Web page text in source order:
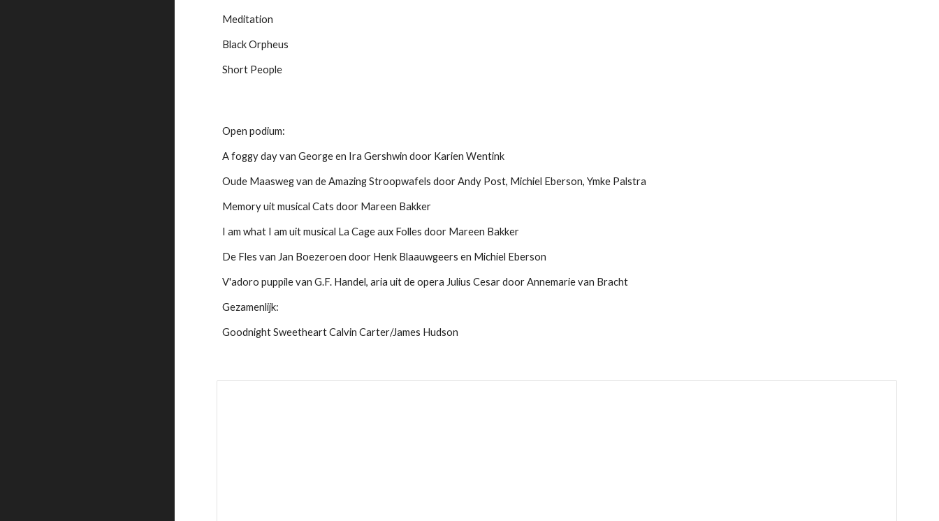
Meditation
Black Orpheus
Short People
Open podium:
A foggy day van George en Ira Gershwin door Karien Wentink
Oude Maasweg van de Amazing Stroopwafels door Andy Post, Michiel Eberson, Ymke Palstra
Memory uit musical Cats door Mareen Bakker
I am what I am uit musical La Cage aux Folles door Mareen Bakker
De Fles van Jan Boezeroen door Henk Blaauwgeers en Michiel Eberson
V'adoro puppile van G.F. Handel, aria uit de opera Julius Cesar door Annemarie van Bracht
Gezamenlijk:
Goodnight Sweetheart Calvin Carter/James Hudson